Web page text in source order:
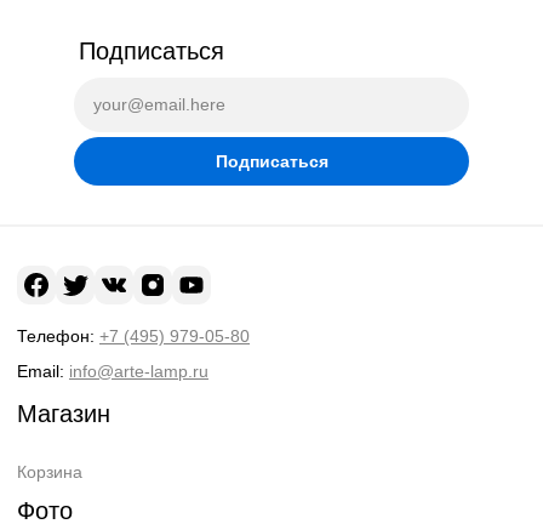
Подписаться
Подписаться
Телефон: +7 (495) 979-05-80
Email: info@arte-lamp.ru
Магазин
Корзина
Фото